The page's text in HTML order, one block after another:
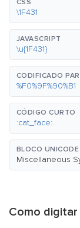
CSS
\1F431
JAVASCRIPT
\u{1F431}
CODIFICADO
%F0%9F%90%B1
CÓDIGO CURTO
:cat_face:
BLOCO UNICODE
Miscellaneous
Como